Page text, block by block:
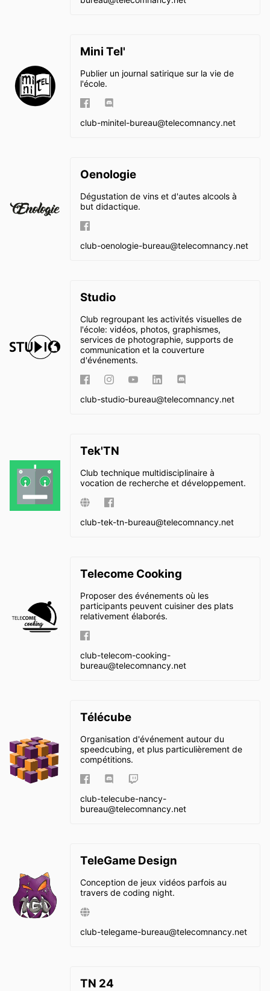
Mini Tel'
Publier un journal satirique sur la vie de
l'école.
club-minitel-bureau@telecomnancy.net
Oenologie
Dégustation de vins et d'autes alcools à
but didactique.
club-oenologie-bureau@telecomnancy.net
Studio
Club regroupant les activités visuelles de
l'école: vidéos, photos, graphismes,
services de photographie, supports de
communication et la couverture
d'événements.
club-studio-bureau@telecomnancy.net
Tek'TN
Club technique multidisciplinaire à
vocation de recherche et développement.
club-tek-tn-bureau@telecomnancy.net
Telecome Cooking
Proposer des événements où les
participants peuvent cuisiner des plats
relativement élaborés.
club-telecom-cooking-
bureau@telecomnancy.net
Télécube
Organisation d'événement autour du
speedcubing, et plus particulièrement de
compétitions.
club-telecube-nancy-
bureau@telecomnancy.net
TeleGame Design
Conception de jeux vidéos parfois au
travers de coding night.
club-telegame-bureau@telecomnancy.net
TN 24